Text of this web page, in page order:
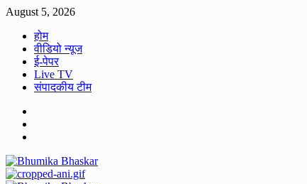
Skip
content
August 5, 2026
होम
वीडियो न्यूज
ई-पेपर
Live TV
संपादकीय टीम